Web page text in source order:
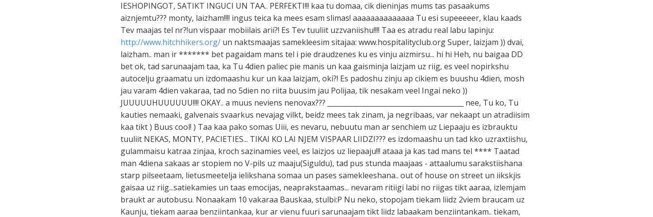
IESHOPINGOT, SATIKT INGUCI UN TAA.. PERFEKTI!!! kaa tu domaa, cik dieninjas mums tas pasaakums
aiznjemtu??? monty, laizham!!!! ingus teica ka mees esam slimas! aaaaaaaaaaaaaa Tu esi supeeeeer, klau kaads
Tev maajas tel nr?!un vispaar mobiilais arii?! Es Tev tuuliit uzzvaniishu!!!! Taa es atradu real labu lapinju:
http://www.hitchhikers.org/ un naktsmaajas samekleesim sitajaa: www.hospitalityclub.org Super, laizjam )) dvai,
laizham.. man ir ******* bet pagaidam mans tel i pie draudzenes ku es vinju aizmirsu... hi hi Heh, nu baigaa DD
bet ok, tad sarunaajam taa, ka Tu 4dien paliec pie manis un kaa gaisminja laizjam uz riig, es veel nopirkshu
autocelju graamatu un izdomaashu kur un kaa laizjam, oki?! Es padoshu zinju ap cikiem es buushu 4dien, mosh
jau varam 4dien vakaraa, tad no 5dien no riita buusim jau Polijaa, tik nesakam veel Ingai neko ))
JUUUUUHUUUUUU!!!! OKAY.. a muus neviens nenovax??? ________________________________________ nee, Tu ko, Tu
kauties nemaaki, galvenais svaarkus nevajag vilkt, beidz mees tak zinam, ja negribaas, var nekaapt un atradiisim
kaa tikt ) Buus cool! ) Taa kaa pako somas Uiii, es nevaru, nebuutu man ar senchiem uz Liepaaju es izbrauktu
tuuliit NEKAS, MONTY, PACIETIES... TIKAI KO LAI NJEM VISPAAR LIIDZI??? es izdomaashu un tad kko uzraxtiishu,
gulammaisu katraa zinjaa, kroch sazinamies veel, es laizjos uz liepaaju!!! ataaa ja kas tad mans tel **** Taatad
man 4diena sakaas ar stopiem no V-pils uz maaju(Siguldu), tad pus stunda maajaas - attaalumu sarakstiishana
starp pilseetaam, lietusmeetelja ielikshana somaa un pases samekleeshana.. out of house on street un iikskjis
gaisaa uz riig...satiekamies un taas emocijas, neaprakstaamas... nevaram ritiigi labi no riigas tikt aaraa, izlemjam
braukt ar autobusu. Nonaakam 10 vakaraa Bauskaa, stulbi:P Nu neko, stopojam tiekam liidz 2viem braucam uz
Kaunju, tiekam aaraa benziintankaa, kur ar vienu fuuri sarunaajam tikt liidz labaakam benziintankam.. tiekam,